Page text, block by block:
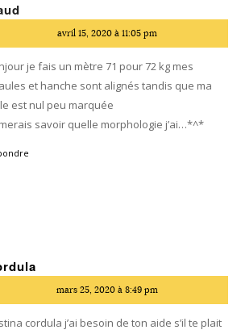
avril 15, 2020 à 11:05 pm
je fais un mètre 71 pour 72 kg mes
et hanche sont alignés tandis que ma
est nul peu marquée
savoir quelle morphologie j’ai…*^*
mars 25, 2020 à 8:49 pm
cordula j’ai besoin de ton aide s’il te plait